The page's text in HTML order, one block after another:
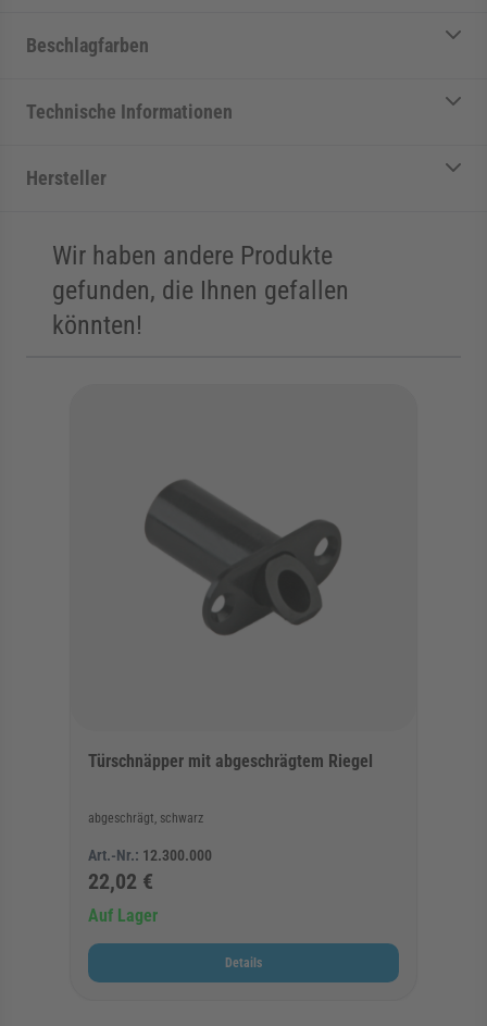
Beschlagfarben
Technische Informationen
Hersteller
Wir haben andere Produkte
gefunden, die Ihnen gefallen
könnten!
Türschnäpper mit abgeschrägtem Riegel
abgeschrägt, schwarz
Art.-Nr.: 12.300.000
22,02 €
Auf Lager
Details